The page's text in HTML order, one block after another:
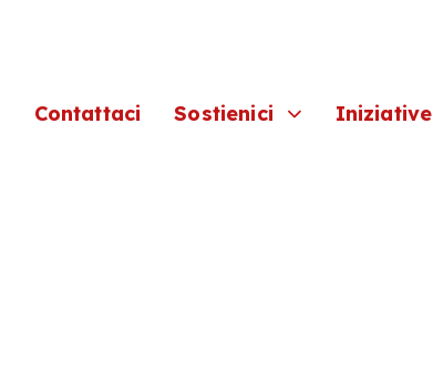
Contattaci Sostienici Iniziative